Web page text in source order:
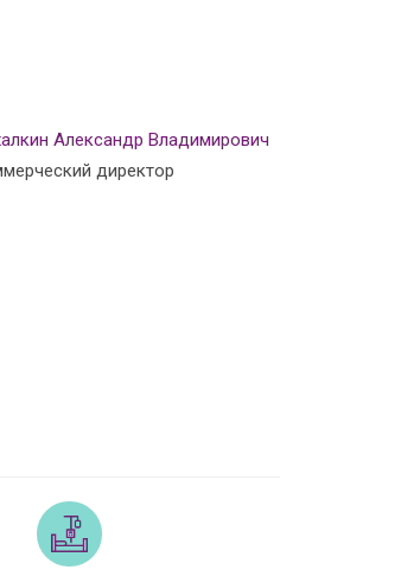
Александр Владимирович
директор